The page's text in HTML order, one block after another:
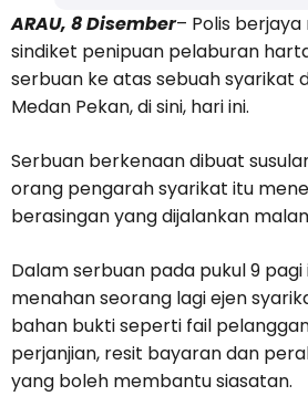
ARAU, 8 Disember– Polis
sindiket penipuan pelaburan
serbuan ke atas sebuah syarikat
Medan Pekan, di sini, hari ini.
Serbuan berkenaan dibuat
orang pengarah syarikat itu
berasingan yang dijalankan
Dalam serbuan pada pukul 9
menahan seorang lagi ejen
bahan bukti seperti fail
perjanjian, resit bayaran dan
yang boleh membantu siasatan.